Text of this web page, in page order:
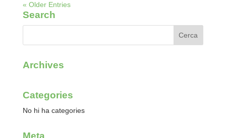
« Older Entries
Search
Archives
Categories
No hi ha categories